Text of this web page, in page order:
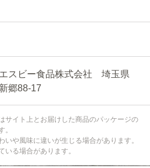
スビー食品株式会社 埼玉県
郷88-17
サイト上とお届けした商品のパッケージの
。
や風味に違いが生じる場合があります。
いる場合があります。